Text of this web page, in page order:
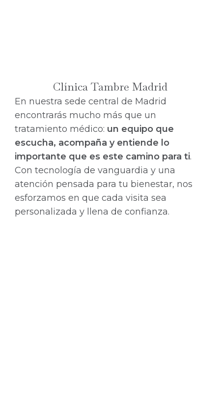
Clínica Tambre Madrid
En nuestra sede central de Madrid
encontrarás mucho más que un
tratamiento médico: un equipo que
escucha, acompaña y entiende lo
importante que es este camino para ti.
Con tecnología de vanguardia y una
atención pensada para tu bienestar, nos
esforzamos en que cada visita sea
personalizada y llena de confianza.